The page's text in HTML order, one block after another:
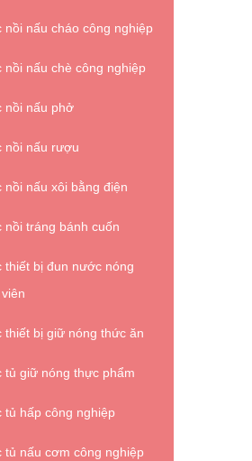
nồi nấu cháo công nghiệp
nồi nấu chè công nghiệp
nồi nấu phở
nồi nấu rượu
nồi nấu xôi bằng điện
nồi tráng bánh cuốn
thiết bị đun nước nóng
thiết bị giữ nóng thức ăn
tủ giữ nóng thực phẩm
tủ hấp công nghiệp
tủ nấu cơm công nghiệp